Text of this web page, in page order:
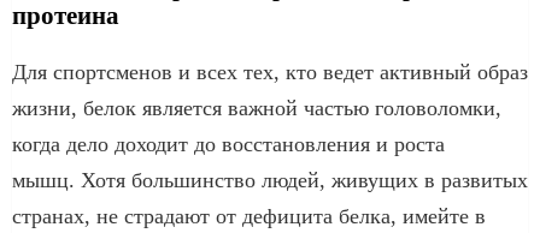
протеина
Для спортсменов и всех тех, кто ведет активный образ
жизни, белок является важной частью головоломки,
когда дело доходит до восстановления и роста
мышц. Хотя большинство людей, живущих в развитых
странах, не страдают от дефицита белка, имейте в